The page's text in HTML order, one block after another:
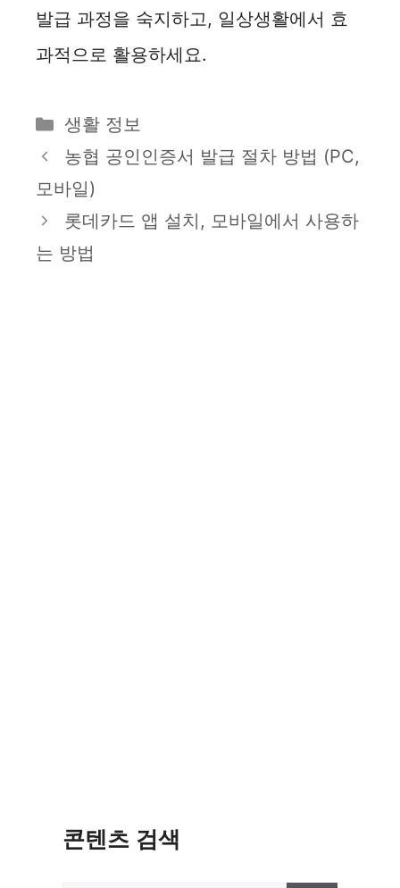
발급 과정을 숙지하고, 일상생활에서 효
과적으로 활용하세요.
카
테
리
생활 정보
농협 공인인증서 발급 절차 방법 (PC,
모바일)
롯데카드 앱 설치, 모바일에서 사용하
는 방법
콘텐츠 검색